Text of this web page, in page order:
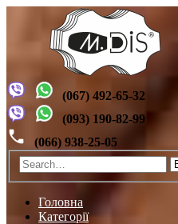
(067) 492-65-32
(093) 190-82-99
(066) 938-25-05
Головна
Категорії